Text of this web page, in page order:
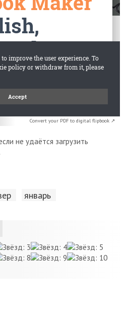
Convert your PDF to digital flipbook ↗
не удаётся загрузить
январь